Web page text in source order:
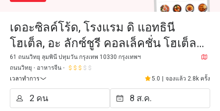
เดอะซิลค์โร้ด, โรงแรม ดิ แอทธินี
โฮเต็ล, อะ ลักซ์ชูรี คอลเล็คชั่น โฮเต็ล
กรุงเทพฯ
61 ถนนวิทยุ ลุมพินี ปทุมวัน กรุงเทพ 10330 กรุงเทพฯ
ถนนวิทยุ
อาหารจีน
เวลาทำการ
5.0 จองแล้ว 2.8k ครั้ง